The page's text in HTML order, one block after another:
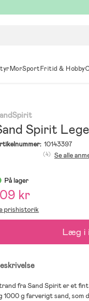
MorSportFritid & Hobby
Spirit
10143397
(4) Se alle
På lager
kr
prishistorik
Læg i
fra Sand Spirit er et
1000 g farverigt sand, som